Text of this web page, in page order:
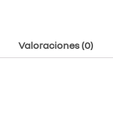
Valoraciones (0)